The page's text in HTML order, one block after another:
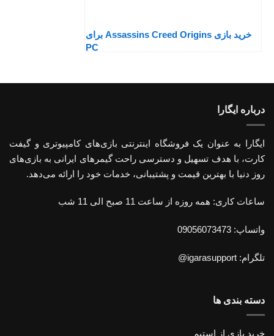
خرید بازی Assassins Creed Origins برای
PC
درباره ایگارا
ایگارا به عنوان یک فروشگاه اینترنتی بازی‌های کامپیوتری و گیفت
کارت، با هدف تسهیل و دسترسی راحت گیمرهای ایرانی به بازی‌های
روز دنیا با بهترین قیمت و پشتیبانی، خدمات خود را ارائه می‌دهد.
ساعات کاری: همه روزه از ساعت 11 صبح الی 11 شب
واتساپ: 09056073473
تلگرام: igarasupport@
دسته بندی ها
خرید بازی از استیم